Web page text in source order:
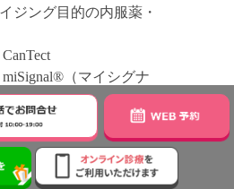
ジング目的の内服薬・
（マイシグナ